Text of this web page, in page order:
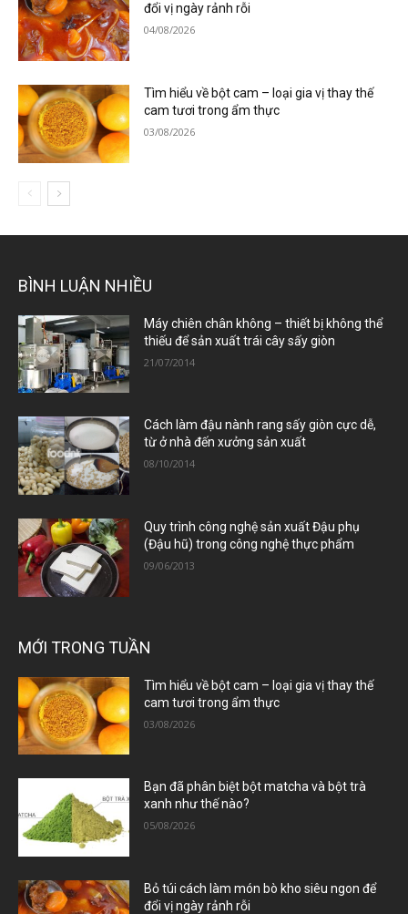
đổi vị ngày rảnh rỗi
04/08/2026
Tìm hiểu về bột cam – loại gia vị thay thế
cam tươi trong ẩm thực
03/08/2026
BÌNH LUẬN NHIỀU
Máy chiên chân không – thiết bị không thể
thiếu để sản xuất trái cây sấy giòn
21/07/2014
Cách làm đậu nành rang sấy giòn cực dễ,
từ ở nhà đến xưởng sản xuất
08/10/2014
Quy trình công nghệ sản xuất Đậu phụ
(Đậu hũ) trong công nghệ thực phẩm
09/06/2013
MỚI TRONG TUẦN
Tìm hiểu về bột cam – loại gia vị thay thế
cam tươi trong ẩm thực
03/08/2026
Bạn đã phân biệt bột matcha và bột trà
xanh như thế nào?
05/08/2026
Bỏ túi cách làm món bò kho siêu ngon để
đổi vị ngày rảnh rỗi